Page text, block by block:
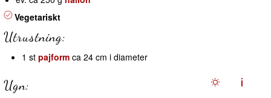
Vegetariskt
Utrustning:
1 st pajform ca 24 cm i diameter
Ugn: